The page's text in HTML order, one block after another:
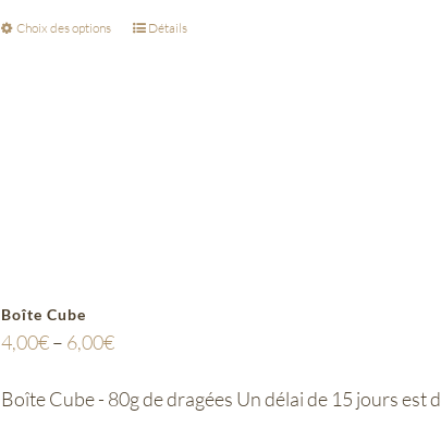
Choix des options Détails
Boîte Cube
4,00€– 6,00€
Boîte Cube - 80g de dragées Un délai de 15 jours